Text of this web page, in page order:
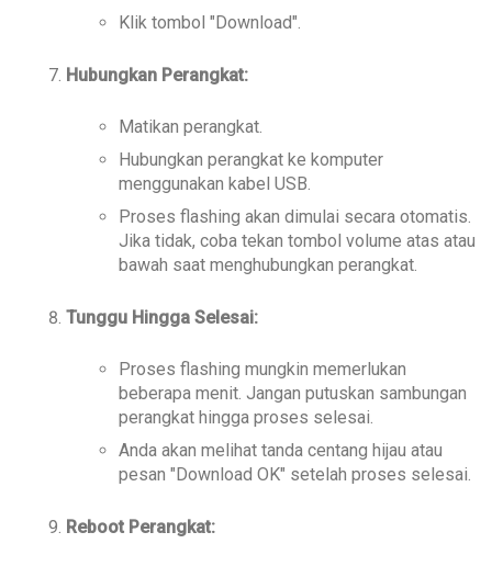
Klik tombol "Download".
Hubungkan Perangkat:
Matikan perangkat.
Hubungkan perangkat ke komputer
menggunakan kabel USB.
Proses flashing akan dimulai secara otomatis.
Jika tidak, coba tekan tombol volume atas atau
bawah saat menghubungkan perangkat.
Tunggu Hingga Selesai:
Proses flashing mungkin memerlukan
beberapa menit. Jangan putuskan sambungan
perangkat hingga proses selesai.
Anda akan melihat tanda centang hijau atau
pesan "Download OK" setelah proses selesai.
Reboot Perangkat: